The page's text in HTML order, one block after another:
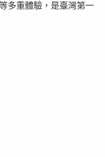
多重體驗，是臺灣第一